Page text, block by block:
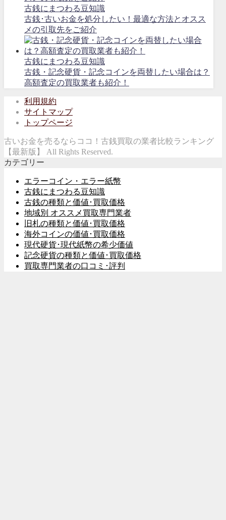
古銭にまつわる豆知識
古銭･古いお金を処分したい！最適な方法とオスス
メの引取先をご紹介
古銭にまつわる豆知識
古銭・記念硬貨・記念コインを両替したい場合は？
高額査定の買取業者も紹介！
利用規約
サイトマップ
トップページ
古いお金を売るならココ！古銭買取の業者比較ランキング
【最新版】 All Rights Reserved.
カテゴリー
エラーコイン・エラー紙幣
古銭にまつわる豆知識
古銭の種類と価値･買取価格
地域別 オススメ買取専門業者
旧札の種類と価値･買取価格
海外コインの価値･買取価格
現代硬貨･現代紙幣の希少価値
記念硬貨の種類と価値･買取価格
買取専門業者の口コミ･評判